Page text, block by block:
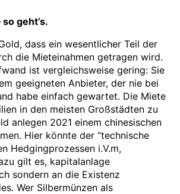
geht’s.
dass ein wesentlicher Teil der
die Mieteinahmen getragen wird.
ist vergleichsweise gering: Sie
geeigneten Anbieter, der nie bei
habe einfach gewartet. Die Miete
in den meisten Großstädten zu
anlegen 2021 einem chinesischen
Hier könnte der “technische
Hedgingprozessen i.V.m,
gilt es, kapitalanlage
sondern an die Existenz
Wer Silbermünzen als